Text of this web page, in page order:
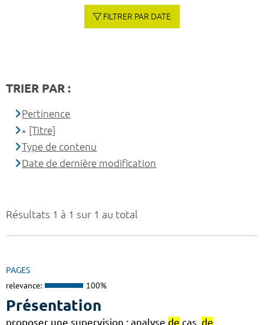
Résultats 1 à 1 sur 1 au total
PAGES
relevance: 100%
Présentation
proposer une supervision : analyse de cas, de
FILTRER PAR DATE
TRIER PAR :
Pertinence
[Titre]
Type de contenu
Date de dernière modification